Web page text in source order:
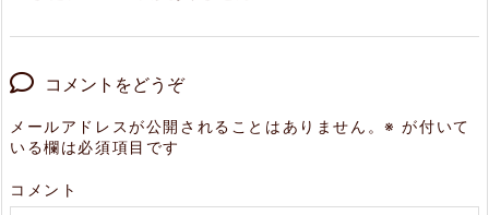
コメントをどうぞ
メールアドレスが公開されることはありません。※ が付いて
いる欄は必須項目です
コメント